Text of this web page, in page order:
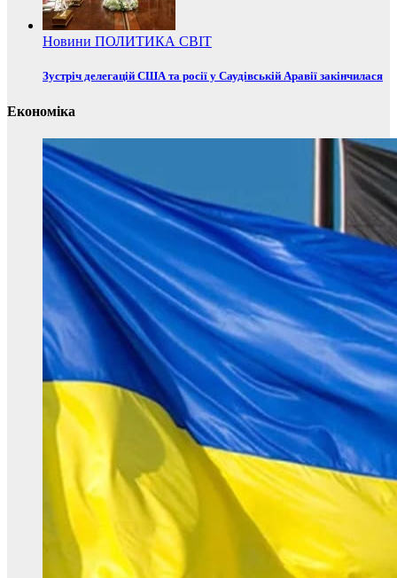
Новини ПОЛИТИКА СВІТ
Зустріч делегацій США та росії у Саудівській Аравії закінчилася
Економіка